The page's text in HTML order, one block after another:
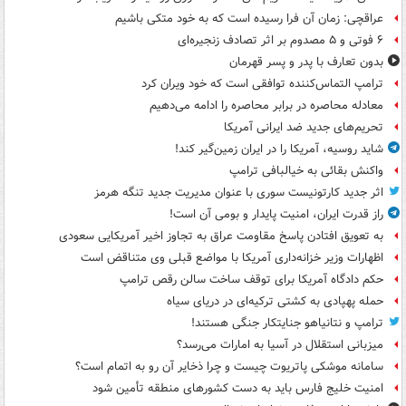
عراقچی: زمان آن فرا رسیده است که به خود متکی باشیم
۶ فوتی و ۵ مصدوم بر اثر تصادف زنجیره‌ای
بدون تعارف با پدر و پسر قهرمان
ترامپ التماس‌کننده توافقی است که خود ویران کرد
معادله محاصره در برابر محاصره را ادامه می‌دهیم
تحریم‌های جدید ضد ایرانی آمریکا
شاید روسیه، آمریکا را در ایران زمین‌گیر کند!
واکنش بقائی به خیالبافی ترامپ
اثر جدید کارتونیست سوری با عنوان مدیریت جدید تنگه هرمز
راز قدرت ایران، امنیت پایدار و بومی آن است!
به تعویق افتادن پاسخ مقاومت عراق به تجاوز اخیر آمریکایی سعودی
اظهارات وزیر خزانه‌داری آمریکا با مواضع قبلی وی متناقض است
حکم دادگاه آمریکا برای توقف ساخت سالن رقص ترامپ
حمله پهپادی به کشتی ترکیه‌ای در دریای سیاه
ترامپ و نتانیاهو جنایتکار جنگی هستند!
میزبانی استقلال در آسیا به امارات می‌رسد؟
سامانه موشکی پاتریوت چیست و چرا ذخایر آن رو به اتمام است؟
امنیت خلیج فارس باید به دست کشورهای منطقه تأمین شود